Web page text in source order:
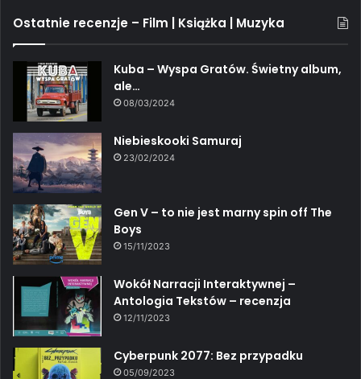
Ostatnie recenzje – Film | Książka | Muzyka
Kuba – Wyspa Gratów. Świetny album,
ale…
08/03/2024
Niebieskooki Samuraj
23/02/2024
Gen V – to nie jest marny spin off The
Boys
15/11/2023
Wokół Narracji Interaktywnej –
Antologia Tekstów – recenzja
12/11/2023
Cyberpunk 2077: Bez przypadku
05/09/2023